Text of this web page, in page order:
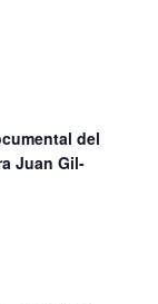
del
Juan Gil-